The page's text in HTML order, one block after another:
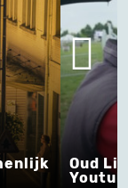
Oud
Youtube